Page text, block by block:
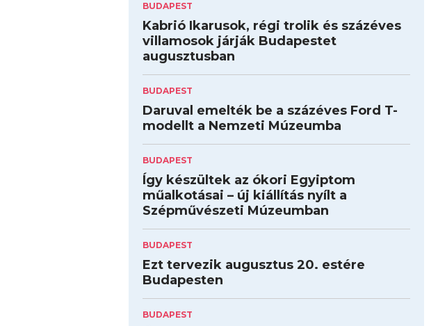
BUDAPEST
Kabrió Ikarusok, régi trolik és százéves
villamosok járják Budapestet
augusztusban
BUDAPEST
Daruval emelték be a százéves Ford T-
modellt a Nemzeti Múzeumba
BUDAPEST
Így készültek az ókori Egyiptom
műalkotásai – új kiállítás nyílt a
Szépművészeti Múzeumban
BUDAPEST
Ezt tervezik augusztus 20. estére
Budapesten
BUDAPEST